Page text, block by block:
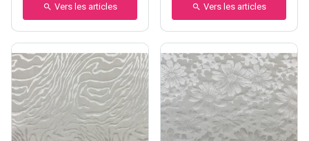
Vers les articles Vers les articles